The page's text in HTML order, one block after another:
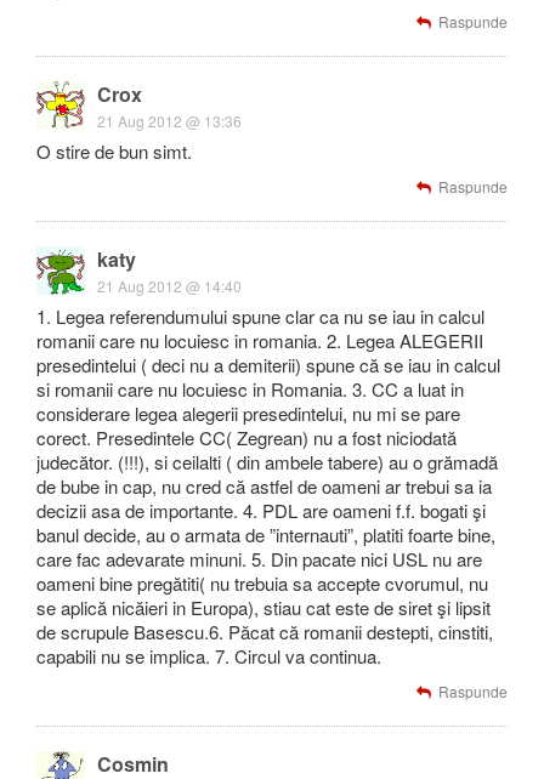
Raspunde
Crox
21 Aug 2012 @ 13:36
O stire de bun simt.
Raspunde
katy
21 Aug 2012 @ 14:40
1. Legea referendumului spune clar ca nu se iau in calcul
romanii care nu locuiesc in romania. 2. Legea ALEGERII
presedintelui ( deci nu a demiterii) spune că se iau in calcul
si romanii care nu locuiesc in Romania. 3. CC a luat in
considerare legea alegerii presedintelui, nu mi se pare
corect. Presedintele CC( Zegrean) nu a fost niciodată
judecător. (!!!), si ceilalti ( din ambele tabere) au o grămadă
de bube in cap, nu cred că astfel de oameni ar trebui sa ia
decizii asa de importante. 4. PDL are oameni f.f. bogati şi
banul decide, au o armata de ”internauti”, platiti foarte bine,
care fac adevarate minuni. 5. Din pacate nici USL nu are
oameni bine pregătiti( nu trebuia sa accepte cvorumul, nu
se aplică nicăieri in Europa), stiau cat este de siret şi lipsit
de scrupule Basescu.6. Păcat că romanii destepti, cinstiti,
capabili nu se implica. 7. Circul va continua.
Raspunde
Cosmin